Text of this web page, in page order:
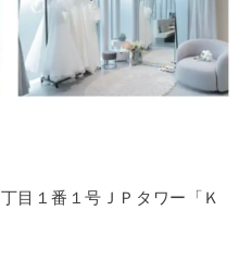
目１番１号ＪＰタワー「Ｋ